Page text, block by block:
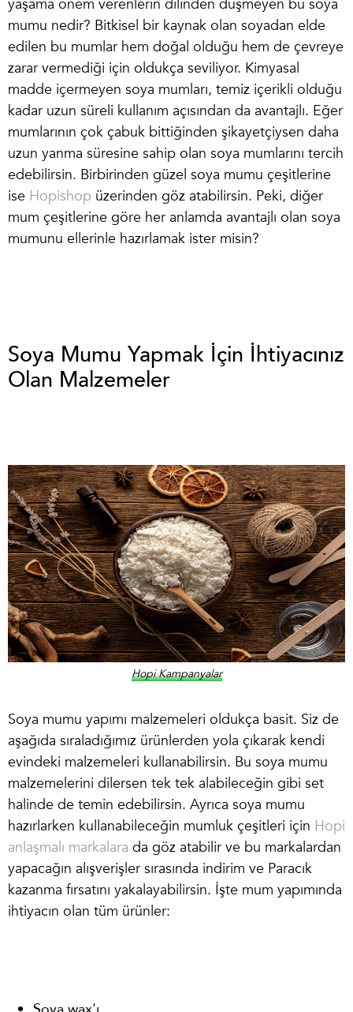
yaşama önem verenlerin dilinden düşmeyen bu soya
mumu nedir? Bitkisel bir kaynak olan soyadan elde
edilen bu mumlar hem doğal olduğu hem de çevreye
zarar vermediği için oldukça seviliyor. Kimyasal
madde içermeyen soya mumları, temiz içerikli olduğu
kadar uzun süreli kullanım açısından da avantajlı. Eğer
mumlarının çok çabuk bittiğinden şikayetçiysen daha
uzun yanma süresine sahip olan soya mumlarını tercih
edebilirsin. Birbirinden güzel soya mumu çeşitlerine
ise Hopishop üzerinden göz atabilirsin. Peki, diğer
mum çeşitlerine göre her anlamda avantajlı olan soya
mumunu ellerinle hazırlamak ister misin?
Soya Mumu Yapmak İçin İhtiyacınız
Olan Malzemeler
Hopi Kampanyalar
Soya mumu yapımı malzemeleri oldukça basit. Siz de
aşağıda sıraladığımız ürünlerden yola çıkarak kendi
evindeki malzemeleri kullanabilirsin. Bu soya mumu
malzemelerini dilersen tek tek alabileceğin gibi set
halinde de temin edebilirsin. Ayrıca soya mumu
hazırlarken kullanabileceğin mumluk çeşitleri için Hopi
anlaşmalı markalara da göz atabilir ve bu markalardan
yapacağın alışverişler sırasında indirim ve Paracık
kazanma fırsatını yakalayabilirsin. İşte mum yapımında
ihtiyacın olan tüm ürünler: